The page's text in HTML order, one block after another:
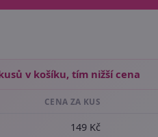
v košíku, tím nižší cena
CENA ZA KUS
149 Kč